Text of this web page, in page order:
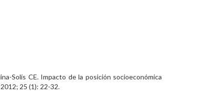
Solís CE. Impacto de la posición socioeconómica
25 (1): 22-32.